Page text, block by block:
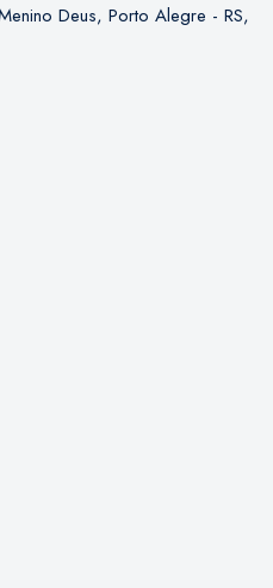
Deus, Porto Alegre - RS,